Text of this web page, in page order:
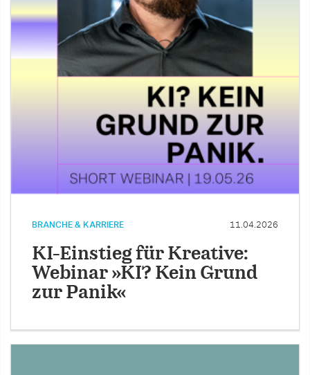
BRANCHE & KARRIERE 11.04.2026
KI-Einstieg für Kreative:
Webinar »KI? Kein Grund
zur Panik«